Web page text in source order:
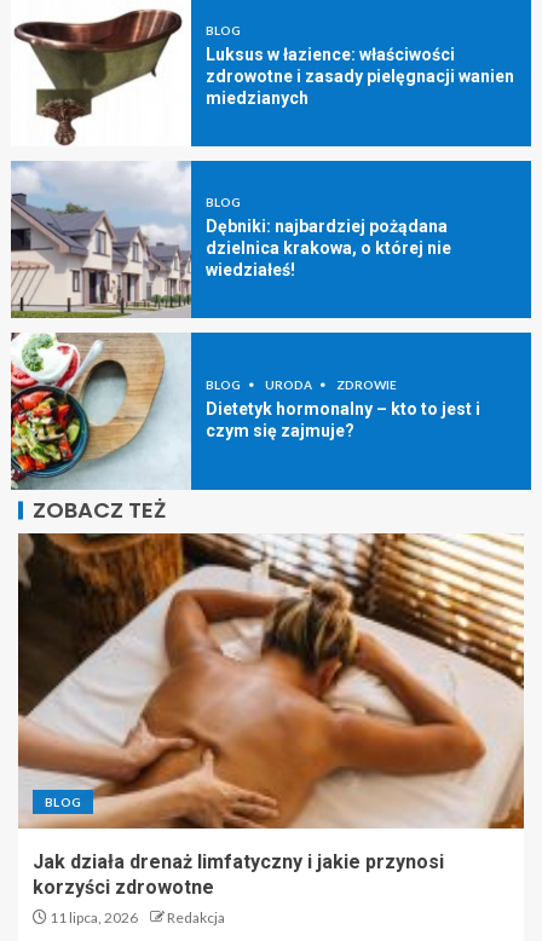
BLOG
Luksus w łazience: właściwości
zdrowotne i zasady pielęgnacji wanien
miedzianych
BLOG
Dębniki: najbardziej pożądana
dzielnica krakowa, o której nie
wiedziałeś!
BLOG URODA ZDROWIE
Dietetyk hormonalny – kto to jest i
czym się zajmuje?
ZOBACZ TEŻ
BLOG
Jak działa drenaż limfatyczny i jakie przynosi
korzyści zdrowotne
11 lipca, 2026 Redakcja